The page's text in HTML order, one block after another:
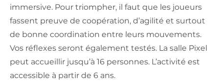
immersive. Pour triompher, il faut que les joueurs
fassent preuve de coopération, d’agilité et surtout
de bonne coordination entre leurs mouvements.
Vos réflexes seront également testés. La salle Pixel
peut accueillir jusqu’à 16 personnes. L’activité est
accessible à partir de 6 ans.